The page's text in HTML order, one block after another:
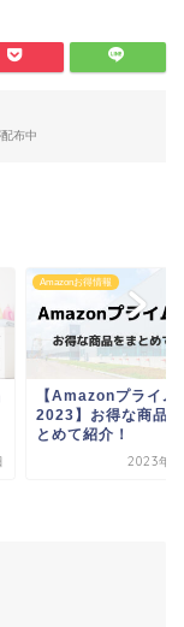
布中
Amazonお得情報
【Amazonプライム
2023】お得な商品
とめて紹介！
2023年7